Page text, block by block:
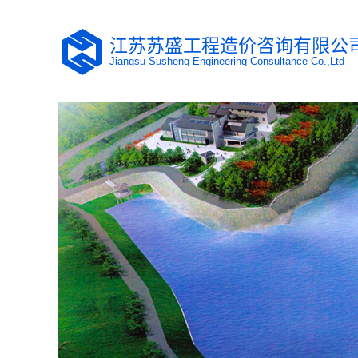
江苏苏盛工程造价咨询有限公
Jiangsu Susheng Engineering Consultance Co.,Ltd